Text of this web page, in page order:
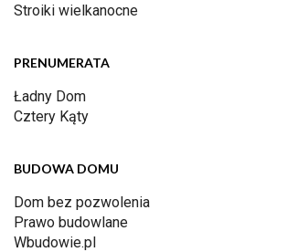
Stroiki wielkanocne
PRENUMERATA
Ładny Dom
Cztery Kąty
BUDOWA DOMU
Dom bez pozwolenia
Prawo budowlane
Wbudowie.pl